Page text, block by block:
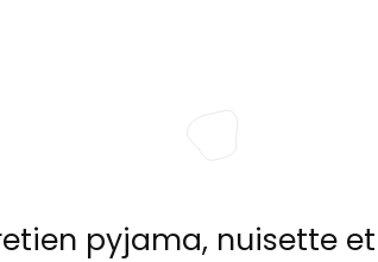
pyjama, nuisette